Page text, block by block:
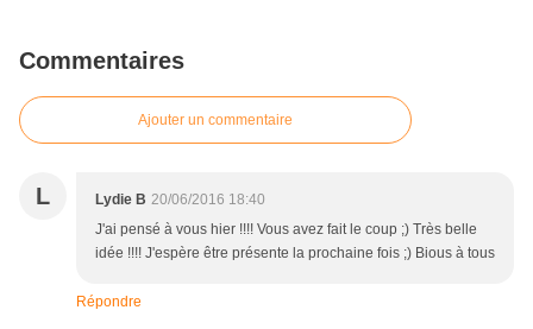
Commentaires
Ajouter un commentaire
L Lydie B 20/06/2016 18:40
J'ai pensé à vous hier !!!! Vous avez fait le coup ;) Très belle
idée !!!! J'espère être présente la prochaine fois ;) Bious à tous
Répondre